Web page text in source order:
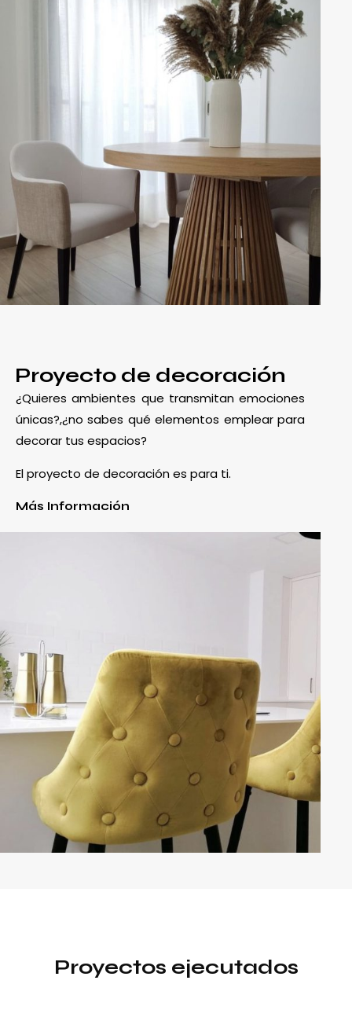
Proyecto de decoración
¿Quieres ambientes que transmitan emociones
únicas?,¿no sabes qué elementos emplear para
decorar tus espacios?
El proyecto de decoración es para ti.
Más Información
Proyectos ejecutados